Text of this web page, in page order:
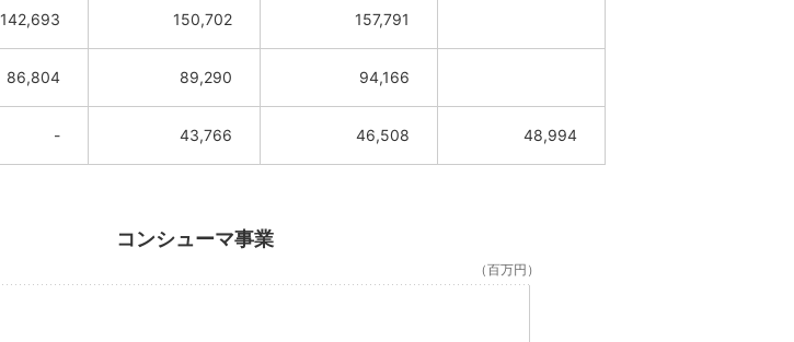
142,693 150,702 157,791
86,804 89,290 94,166
- 43,766 46,508 48,994
（百万円）
コンシューマ事業